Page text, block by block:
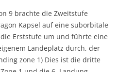
9 brachte die Zweitstufe
Kapsel auf eine suborbitale
Erststufe um und führte eine
Landeplatz durch, der
zone 1) Dies ist die dritte